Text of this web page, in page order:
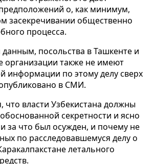
о, как минимум,
засекречивании общественно
процесса.
посольства в Ташкенте и
организации также не имеют
информации по этому делу сверх
в СМИ.
что власти Узбекистана должны
секретности и ясно
за что был осужден, и почему не
по расследовавшемуся делу о
летального